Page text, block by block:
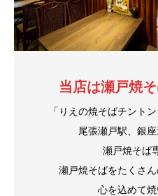
当店は瀬戸焼
「りえの焼そばチント
尾張瀬戸駅、銀
瀬戸焼そば
瀬戸焼そばをたくさ
心を込めて焼